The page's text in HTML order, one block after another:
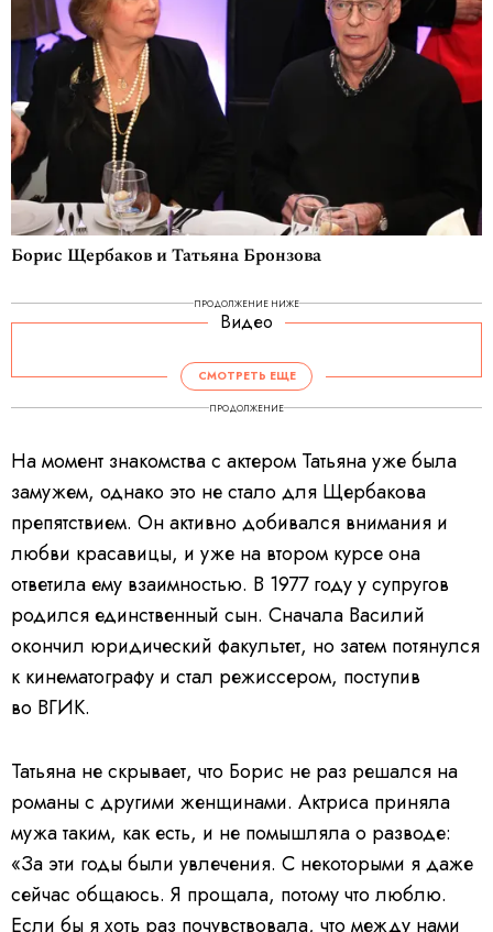
Борис Щербаков и Татьяна Бронзова
ПРОДОЛЖЕНИЕ НИЖЕ
Видео
СМОТРЕТЬ ЕЩЕ
ПРОДОЛЖЕНИЕ
На момент знакомства с актером Татьяна уже была
замужем, однако это не стало для Щербакова
препятствием. Он активно добивался внимания и
любви красавицы, и уже на втором курсе она
ответила ему взаимностью. В 1977 году у супругов
родился единственный сын. Сначала Василий
окончил юридический факультет, но затем потянулся
к кинематографу и стал режиссером, поступив
во ВГИК.
Татьяна не скрывает, что Борис не раз решался на
романы с другими женщинами. Актриса приняла
мужа таким, как есть, и не помышляла о разводе:
«За эти годы были увлечения. С некоторыми я даже
сейчас общаюсь. Я прощала, потому что люблю.
Если бы я хоть раз почувствовала, что между нами